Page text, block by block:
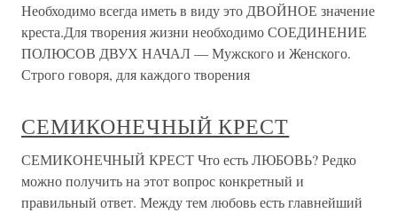
Необходимо всегда иметь в виду это ДВОЙНОЕ значение
креста.Для творения жизни необходимо СОЕДИНЕНИЕ
ПОЛЮСОВ ДВУХ НАЧАЛ — Мужского и Женского.
Строго говоря, для каждого творения
СЕМИКОНЕЧНЫЙ КРЕСТ
СЕМИКОНЕЧНЫЙ КРЕСТ Что есть ЛЮБОВЬ? Редко
можно получить на этот вопрос конкретный и
правильный ответ. Между тем любовь есть главнейший